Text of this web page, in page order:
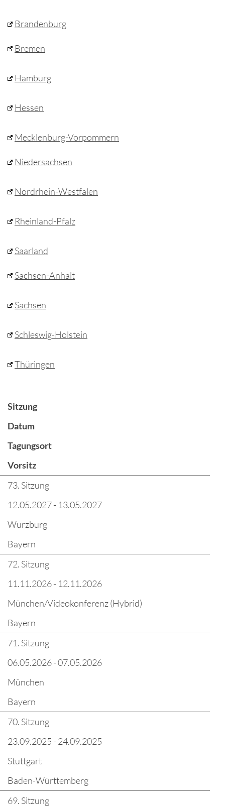
Brandenburg
Bremen
Hamburg
Hessen
Mecklenburg-Vorpommern
Niedersachsen
Nordrhein-Westfalen
Rheinland-Pfalz
Saarland
Sachsen-Anhalt
Sachsen
Schleswig-Holstein
Thüringen
Sitzung
Datum
Tagungsort
Vorsitz
73. Sitzung
12.05.2027 - 13.05.2027
Würzburg
Bayern
72. Sitzung
11.11.2026 - 12.11.2026
München/Videokonferenz (Hybrid)
Bayern
71. Sitzung
06.05.2026 - 07.05.2026
München
Bayern
70. Sitzung
23.09.2025 - 24.09.2025
Stuttgart
Baden-Württemberg
69. Sitzung